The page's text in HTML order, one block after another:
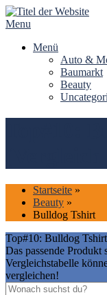
Skip
to
Menu
Menü
Auto &
Baumarkt
Beauty
Startseite »
Beauty »
Bulldog Tshirt
Top#10: Bulldog
Das passende
Vergleichstabelle
vergleichen!
Suchen